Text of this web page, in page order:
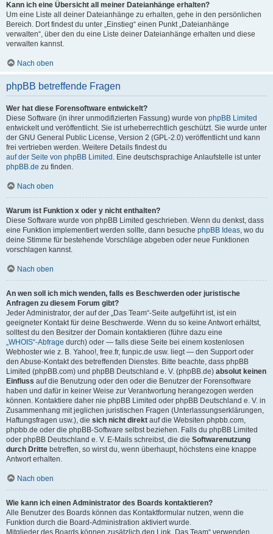
Kann ich eine Übersicht all meiner Dateianhänge erhalten?
Um eine Liste all deiner Dateianhänge zu erhalten, gehe in den persönlichen
Bereich. Dort findest du unter „Einstieg“ einen Punkt „Dateianhänge
verwalten“, über den du eine Liste deiner Dateianhänge erhalten und diese
verwalten kannst.
Nach oben
phpBB betreffende Fragen
Wer hat diese Forensoftware entwickelt?
Diese Software (in ihrer unmodifizierten Fassung) wurde von phpBB Limited
entwickelt und veröffentlicht. Sie ist urheberrechtlich geschützt. Sie wurde unter
der GNU General Public License, Version 2 (GPL-2.0) veröffentlicht und kann
frei vertrieben werden. Weitere Details findest du
auf der Seite von phpBB Limited . Eine deutschsprachige Anlaufstelle ist unter
phpBB.de zu finden.
Nach oben
Warum ist Funktion x oder y nicht enthalten?
Diese Software wurde von phpBB Limited geschrieben. Wenn du denkst, dass
eine Funktion implementiert werden sollte, dann besuche phpBB Ideas, wo du
deine Stimme für bestehende Vorschläge abgeben oder neue Funktionen
vorschlagen kannst.
Nach oben
An wen soll ich mich wenden, falls es Beschwerden oder juristische
Anfragen zu diesem Forum gibt?
Jeder Administrator, der auf der „Das Team“-Seite aufgeführt ist, ist ein
geeigneter Kontakt für deine Beschwerde. Wenn du so keine Antwort erhältst,
solltest du den Besitzer der Domain kontaktieren (führe dazu eine
„WHOIS“-Abfrage durch) oder — falls diese Seite bei einem kostenlosen
Webhoster wie z. B. Yahoo!, free.fr, funpic.de usw. liegt — den Support oder
den Abuse-Kontakt des betreffenden Dienstes. Bitte beachte, dass phpBB
Limited (phpBB.com) und phpBB Deutschland e. V. (phpBB.de) absolut keinen
Einfluss auf die Benutzung oder den oder die Benutzer der Forensoftware
haben und dafür in keiner Weise zur Verantwortung herangezogen werden
können. Kontaktiere daher nie phpBB Limited oder phpBB Deutschland e. V. in
Zusammenhang mit jeglichen juristischen Fragen (Unterlassungserklärungen,
Haftungsfragen usw.), die sich nicht direkt auf die Websiten phpbb.com,
phpbb.de oder die phpBB-Software selbst beziehen. Falls du phpBB Limited
oder phpBB Deutschland e. V. E-Mails schreibst, die die Softwarenutzung
durch Dritte betreffen, so wirst du, wenn überhaupt, höchstens eine knappe
Antwort erhalten.
Nach oben
Wie kann ich einen Administrator des Boards kontaktieren?
Alle Benutzer des Boards können das Kontaktformular nutzen, wenn die
Funktion durch die Board-Administration aktiviert wurde.
Mitglieder des Boards können zusätzlich den Link „Das Team“ verwenden.